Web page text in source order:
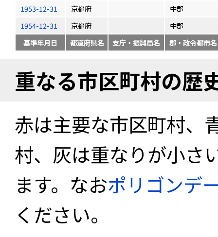
1953-12-31
京都府
中郡
1954-12-31
京都府
中郡
基準年月日
都道府県名 支庁・振興局名 郡・政令都市名
重なる市区町村の歴
赤は主要な市区町村、
村、灰は重なりが小さ
ます。なおポリゴンデ
ください。